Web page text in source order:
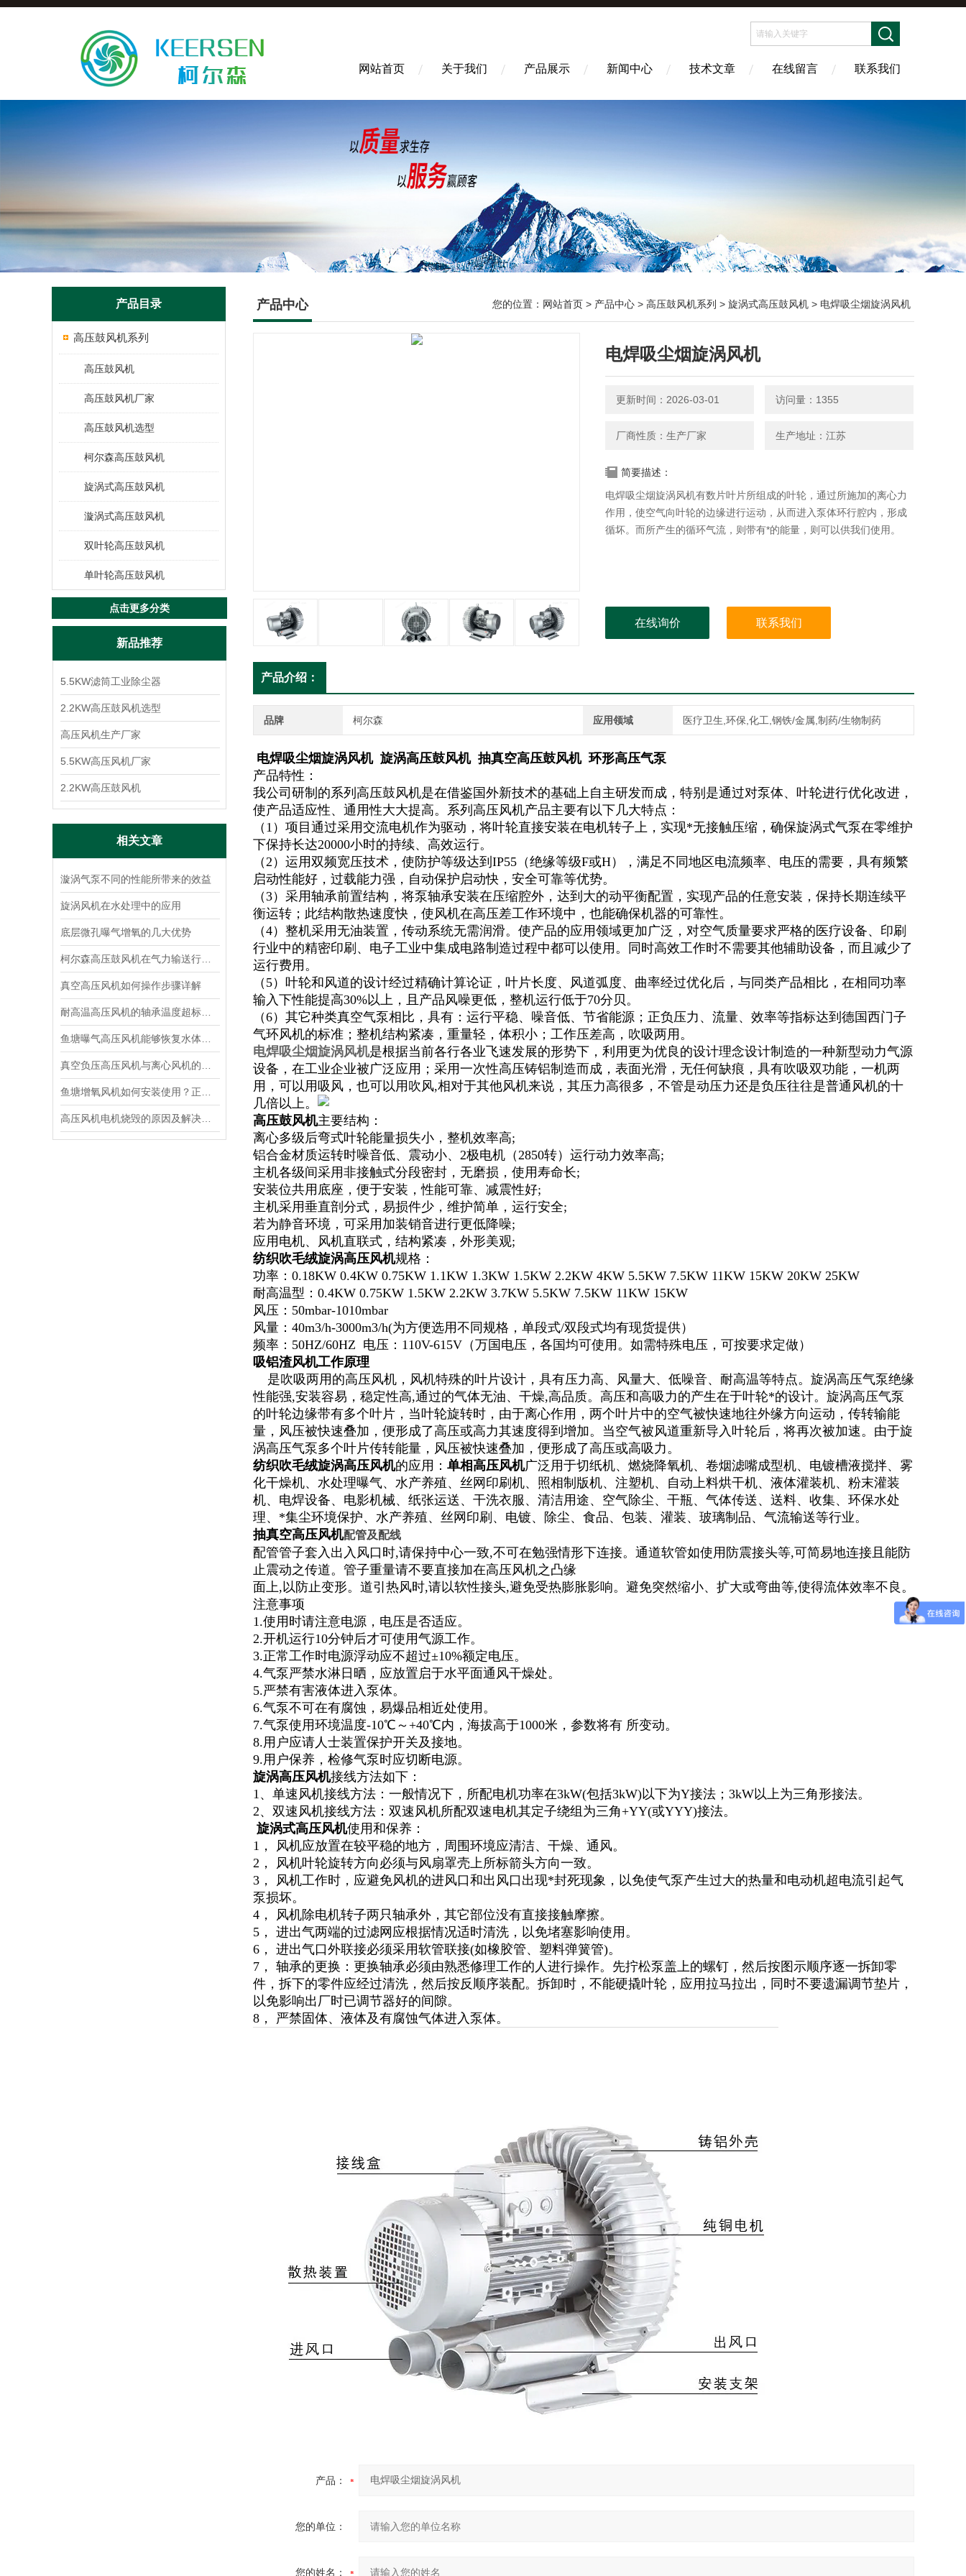
网站首页 关于我们 产品展示 新闻中心 技术文章 在线留言 联系我们
产品目录
高压鼓风机系列
高压鼓风机
高压鼓风机厂家
高压鼓风机选型
柯尔森高压鼓风机
旋涡式高压鼓风机
漩涡式高压鼓风机
双叶轮高压鼓风机
单叶轮高压鼓风机
点击更多分类
新品推荐
5.5KW滤筒工业除尘器
2.2KW高压鼓风机选型
高压风机生产厂家
5.5KW高压风机厂家
2.2KW高压鼓风机
相关文章
漩涡气泵不同的性能所带来的效益
旋涡风机在水处理中的应用
底层微孔曝气增氧的几大优势
真空高压风机如何操作步骤详解
产品中心 您的位置： 网站首页 > 产品中心 > 高压鼓风机系列 > 旋涡式高压鼓风机 > 电焊吸尘烟旋涡风机
电焊吸尘烟旋涡风机
更新时间：2026-03-01 访问量：1355
厂商性质：生产厂家 生产地址：江苏
简要描述：
电焊吸尘烟旋涡风机有数片叶片所组成的叶轮，通过所施加的离心力
作用，使空气向叶轮的边缘进行运动，从而进入泵体环行腔内，形成
循坏。而所产生的循环气流，则带有*的能量，则可以供我们使用。
在线询价 联系我们
产品介绍：
品牌 柯尔森 应用领域 医疗卫生,环保,化工,钢铁/金属,制药/生物制药
电焊吸尘烟旋涡风机 旋涡高压鼓风机 抽真空高压鼓风机 环形高压气泵
产品特性：
我公司研制的系列高压鼓风机是在借鉴国外新技术的基础上自主研发而成，特别是通过对泵体、叶轮进行优化改进，
使产品适应性、通用性大大提高。系列高压风机产品主要有以下几大特点：
（1）项目通过采用交流电机作为驱动，将叶轮直接安装在电机转子上，实现*无接触压缩，确保旋涡式气泵在零维护
下保持长达20000小时的持续、高效运行。
（2）运用双频宽压技术，使防护等级达到IP55（绝缘等级F或H），满足不同地区电流频率、电压的需要，具有频繁
启动性能好，过载能力强，自动保护启动快，安全可靠等优势。
（3）采用轴承前置结构，将泵轴承安装在压缩腔外，达到大的动平衡配置，实现产品的任意安装，保持长期连续平
衡运转；此结构散热速度快，使风机在高压差工作环境中，也能确保机器的可靠性。
（4）整机采用无油装置，传动系统无需润滑。使产品的应用领域更加广泛，对空气质量要求严格的医疗设备、印刷
行业中的精密印刷、电子工业中集成电路制造过程中都可以使用。同时高效工作时不需要其他辅助设备，而且减少了
运行费用。
（5）叶轮和风道的设计经过精确计算论证，叶片长度、风道弧度、曲率经过优化后，与同类产品相比，在相同功率
输入下性能提高30%以上，且产品风噪更低，整机运行低于70分贝。
（6）其它种类真空气泵相比，具有：运行平稳、噪音低、节省能源；正负压力、流量、效率等指标达到德国西门子
气环风机的标准；整机结构紧凑，重量轻，体积小；工作压差高，吹吸两用。
电焊吸尘烟旋涡风机是根据当前各行各业飞速发展的形势下，利用更为优良的设计理念设计制造的一种新型动力气源
设备，在工业企业被广泛应用；采用一次性高压铸铝制造而成，表面光滑，无任何缺痕，具有吹吸双功能，一机两
用，可以用吸风，也可以用吹风,相对于其他风机来说，其压力高很多，不管是动压力还是负压往往是普通风机的十
几倍以上。
高压鼓风机主要结构：
离心多级后弯式叶轮能量损失小，整机效率高;
铝合金材质运转时噪音低、震动小、2极电机（2850转）运行动力效率高;
主机各级间采用非接触式分段密封，无磨损，使用寿命长;
安装位共用底座，便于安装，性能可靠、减震性好;
主机采用垂直剖分式，易损件少，维护简单，运行安全;
若为静音环境，可采用加装销音进行更低降噪;
应用电机、风机直联式，结构紧凑，外形美观;
纺织吹毛绒旋涡高压风机规格：
功率：0.18KW 0.4KW 0.75KW 1.1KW 1.3KW 1.5KW 2.2KW 4KW 5.5KW 7.5KW 11KW 15KW 20KW 25KW
耐高温型：0.4KW 0.75KW 1.5KW 2.2KW 3.7KW 5.5KW 7.5KW 11KW 15KW
风压：50mbar-1010mbar
风量：40m3/h-3000m3/h(为方便选用不同规格，单段式/双段式均有现货提供）
频率：50HZ/60HZ 电压：110V-615V（万国电压，各国均可使用。如需特殊电压，可按要求定做）
吸铝渣风机工作原理
是吹吸两用的高压风机，风机特殊的叶片设计，具有压力高、风量大、低噪音、耐高温等特点。旋涡高压气泵绝缘
性能强,安装容易，稳定性高,通过的气体无油、干燥,高品质。高压和高吸力的产生在于叶轮*的设计。旋涡高压气泵
的叶轮边缘带有多个叶片，当叶轮旋转时，由于离心作用，两个叶片中的空气被快速地往外缘方向运动，传转输能
量，风压被快速叠加，便形成了高压或高力其速度得到增加。当空气被风道重新导入叶轮后，将再次被加速。由于旋
涡高压气泵多个叶片传转能量，风压被快速叠加，便形成了高压或高吸力。
纺织吹毛绒旋涡高压风机的应用： 单相高压风机广泛用于切纸机、燃烧降氧机、卷烟滤嘴成型机、电镀槽液搅拌、雾
化干燥机、水处理曝气、水产养殖、丝网印刷机、照相制版机、注塑机、自动上料烘干机、液体灌装机、粉末灌装
机、电焊设备、电影机械、纸张运送、干洗衣服、清洁用途、空气除尘、干瓶、气体传送、送料、收集、环保水处
理、*集尘环境保护、水产养殖、丝网印刷、电镀、除尘、食品、包装、灌装、玻璃制品、气流输送等行业。
抽真空高压风机配管及配线
配管管子套入出入风口时,请保持中心一致,不可在勉强情形下连接。通道软管如使用防震接头等,可简易地连接且能防
止震动之传道。管子重量请不要直接加在高压风机之凸缘
面上,以防止变形。道引热风时,请以软性接头,避免受热膨胀影响。避免突然缩小、扩大或弯曲等,使得流体效率不良。
注意事项
1.使用时请注意电源，电压是否适应。
2.开机运行10分钟后才可使用气源工作。
3.正常工作时电源浮动应不超过±10%额定电压。
4.气泵严禁水淋日晒，应放置启于水平面通风干燥处。
5.严禁有害液体进入泵体。
6.气泵不可在有腐蚀，易爆品相近处使用。
7.气泵使用环境温度-10℃～+40℃内，海拔高于1000米，参数将有 所变动。
8.用户应请人士装置保护开关及接地。
9.用户保养，检修气泵时应切断电源。
旋涡高压风机接线方法如下：
1、单速风机接线方法：一般情况下，所配电机功率在3kW(包括3kW)以下为Y接法；3kW以上为三角形接法。
2、双速风机接线方法：双速风机所配双速电机其定子绕组为三角+YY(或YYY)接法。
旋涡式高压风机使用和保养：
1， 风机应放置在较平稳的地方，周围环境应清洁、干燥、通风。
2， 风机叶轮旋转方向必须与风扇罩壳上所标箭头方向一致。
3， 风机工作时，应避免风机的进风口和出风口出现*封死现象，以免使气泵产生过大的热量和电动机超电流引起气
泵损坏。
4， 风机除电机转子两只轴承外，其它部位没有直接接触摩擦。
5， 进出气两端的过滤网应根据情况适时清洗，以免堵塞影响使用。
6， 进出气口外联接必须采用软管联接(如橡胶管、塑料弹簧管)。
7， 轴承的更换：更换轴承必须由熟悉修理工作的人进行操作。先拧松泵盖上的螺钉，然后按图示顺序逐一拆卸零
件，拆下的零件应经过清洗，然后按反顺序装配。拆卸时，不能硬撬叶轮，应用拉马拉出，同时不要遗漏调节垫片，
以免影响出厂时已调节器好的间隙。
8， 严禁固体、液体及有腐蚀气体进入泵体。
产品：
您的单位：
您的姓名：